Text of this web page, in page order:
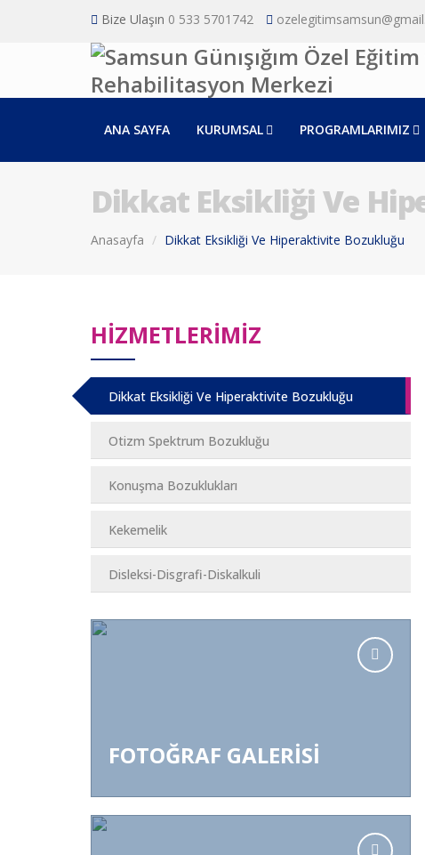
Bize Ulaşın 0 533 5701742
ANA SAYFA KURUMSAL PROGRAMLARIMIZ
Dikkat Eksikliği Ve
Anasayfa Dikkat Eksikliği Ve Hiperaktivite Bozukluğu
HİZMETLERİMİZ
Dikkat Eksikliği Ve Hiperaktivite Bozukluğu
Otizm Spektrum Bozukluğu
Konuşma Bozuklukları
Kekemelik
Disleksi-Disgrafi-Diskalkuli
FOTOĞRAF GALERİSİ